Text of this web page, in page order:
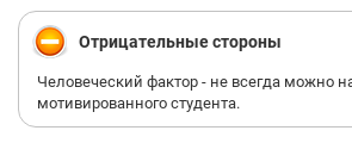
Отрицательные стороны
Человеческий фактор - не всегда можно
мотивированного студента.